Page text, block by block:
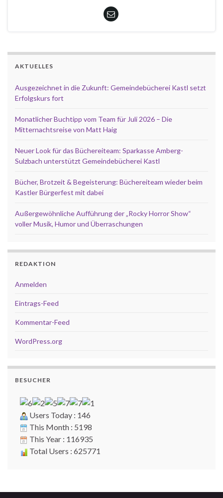
AKTUELLES
Ausgezeichnet in die Zukunft: Gemeindebücherei Kastl setzt
Erfolgskurs fort
Monatlicher Buchtipp vom Team für Juli 2026 – Die
Mitternachtsreise von Matt Haig
Neuer Look für das Büchereiteam: Sparkasse Amberg-
Sulzbach unterstützt Gemeindebücherei Kastl
Bücher, Brotzeit & Begeisterung: Büchereiteam wieder beim
Kastler Bürgerfest mit dabei
Außergewöhnliche Aufführung der „Rocky Horror Show“
voller Musik, Humor und Überraschungen
REDAKTION
Anmelden
Eintrags-Feed
Kommentar-Feed
WordPress.org
BESUCHER
Users Today : 146
This Month : 5198
This Year : 116935
Total Users : 625771